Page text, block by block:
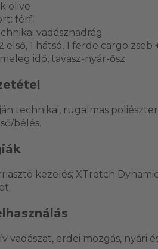
olive
férfi
vadásznadrág
első, 1 hátsó, 1 ferde cargo zseb
idő, tavasz-nyár-ősz
technikai, rugalmas
bélés.
kezelés; XTretch
vadászat, erdei mozgás, nyári